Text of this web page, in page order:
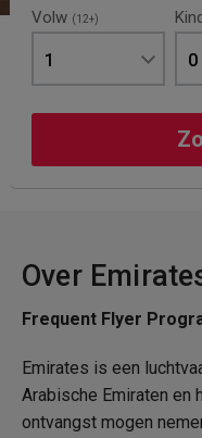
Volw (12+)
1 0
Over
Frequent Flyer
Emirates is een
Arabische Emiraten en
ontvangst mogen